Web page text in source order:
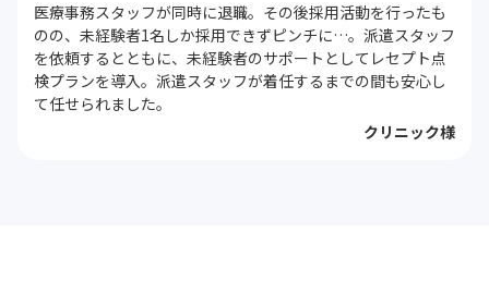
医療事務スタッフが同時に退職。その後採用活動を行ったも
のの、未経験者1名しか採用できずピンチに…。派遣スタッフ
を依頼するとともに、未経験者のサポートとしてレセプト点
検プランを導入。派遣スタッフが着任するまでの間も安心し
て任せられました。
クリニック様